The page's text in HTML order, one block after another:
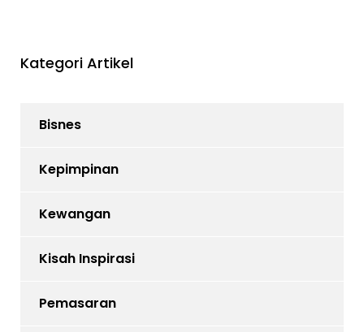
Kategori Artikel
Bisnes
Kepimpinan
Kewangan
Kisah Inspirasi
Pemasaran